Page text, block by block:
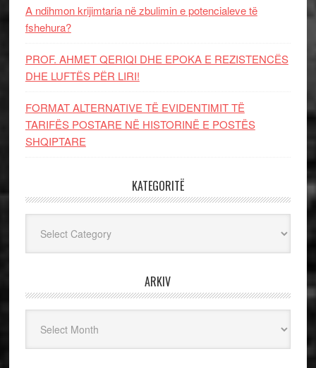
A ndihmon krijimtaria në zbulimin e potencialeve të
fshehura?
PROF. AHMET QERIQI DHE EPOKA E REZISTENCЁS
DHE LUFTЁS PЁR LIRI!
FORMAT ALTERNATIVE TË EVIDENTIMIT TË
TARIFËS POSTARE NË HISTORINË E POSTËS
SHQIPTARE
KATEGORITË
ARKIV